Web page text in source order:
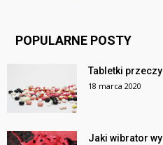
POPULARNE POSTY
Tabletki
18 marca 2020
Jaki wibrator